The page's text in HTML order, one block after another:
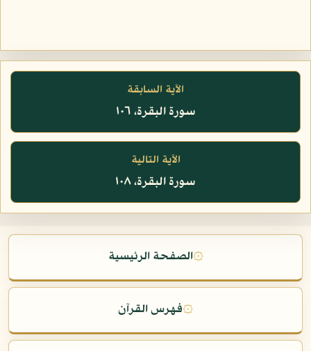
الآية السابقة
سورة البقرة، ١٠٦
الآية التالية
سورة البقرة، ١٠٨
۞الصفحة الرئيسية
۞فهرس القرآن